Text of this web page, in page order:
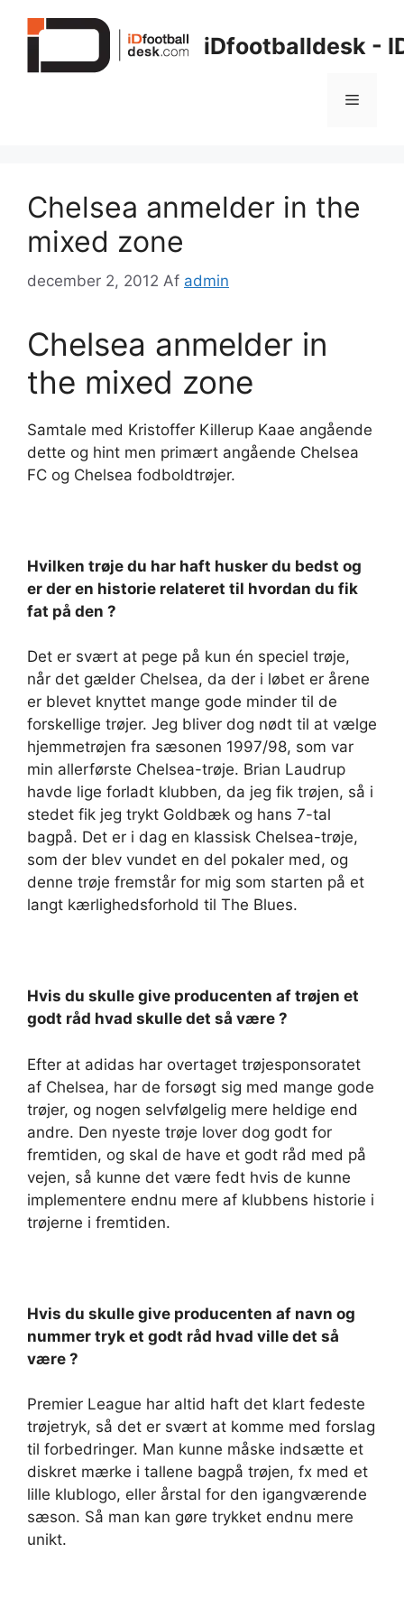
iDfootballdesk -
Menu
Chelsea anmelder in the
mixed zone
december 2, 2012 Af admin
Chelsea anmelder in
the mixed zone
Samtale med Kristoffer Killerup Kaae angående
dette og hint men primært angående Chelsea
FC og Chelsea fodboldtrøjer.
Hvilken trøje du har haft husker du bedst og
er der en historie relateret til hvordan du fik
fat på den ?
Det er svært at pege på kun én speciel trøje,
når det gælder Chelsea, da der i løbet er årene
er blevet knyttet mange gode minder til de
forskellige trøjer. Jeg bliver dog nødt til at vælge
hjemmetrøjen fra sæsonen 1997/98, som var
min allerførste Chelsea-trøje. Brian Laudrup
havde lige forladt klubben, da jeg fik trøjen, så i
stedet fik jeg trykt Goldbæk og hans 7-tal
bagpå. Det er i dag en klassisk Chelsea-trøje,
som der blev vundet en del pokaler med, og
denne trøje fremstår for mig som starten på et
langt kærlighedsforhold til The Blues.
Hvis du skulle give producenten af trøjen et
godt råd hvad skulle det så være ?
Efter at adidas har overtaget trøjesponsoratet
af Chelsea, har de forsøgt sig med mange gode
trøjer, og nogen selvfølgelig mere heldige end
andre. Den nyeste trøje lover dog godt for
fremtiden, og skal de have et godt råd med på
vejen, så kunne det være fedt hvis de kunne
implementere endnu mere af klubbens historie i
trøjerne i fremtiden.
Hvis du skulle give producenten af navn og
nummer tryk et godt råd hvad ville det så
være ?
Premier League har altid haft det klart fedeste
trøjetryk, så det er svært at komme med forslag
til forbedringer. Man kunne måske indsætte et
diskret mærke i tallene bagpå trøjen, fx med et
lille klublogo, eller årstal for den igangværende
sæson. Så man kan gøre trykket endnu mere
unikt.